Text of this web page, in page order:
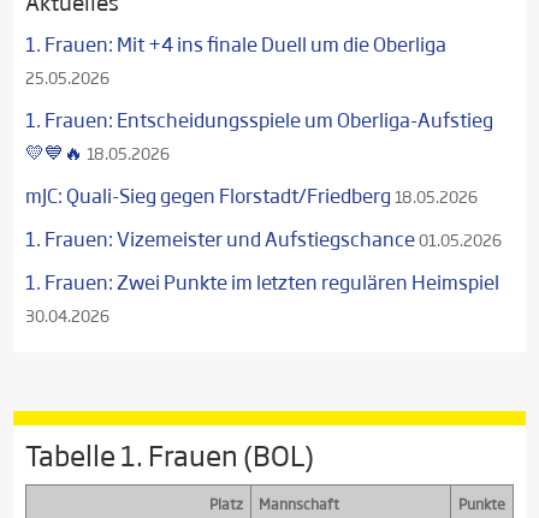
1. Frauen: Mit +4 ins finale Duell um die Oberliga
25.05.2026
1. Frauen: Entscheidungsspiele um Oberliga-Aufstieg
💛💙🔥 18.05.2026
mJC: Quali-Sieg gegen Florstadt/Friedberg 18.05.2026
1. Frauen: Vizemeister und Aufstiegschance01.05.2026
1. Frauen: Zwei Punkte im letzten regulären Heimspiel
30.04.2026
Tabelle 1. Frauen (BOL)
Platz Mannschaft
Punkte